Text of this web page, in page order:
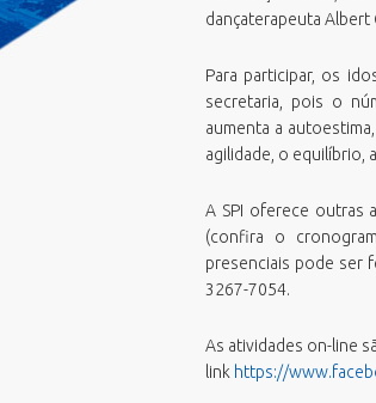
Emissão de Guias para
Fila Unica
Geoprocessamento
Horario Do Ônibus
IPTU 2026
Junta de Serviços Militar
Licitações ao vivo - Sala
Licitações ao vivo - Sala
Negocia ISS BC/2026
Oportunidades
dançaterapeuta Albert
Para participar, os
secretaria, pois o
aumenta a
agilidade, o equilíbrio,
A SPI oferece outras
(confira o
presenciais pode ser
3267-7054.
As atividades on-line
link https://